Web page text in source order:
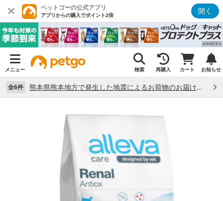
ペットゴーの公式アプリ
アプリからの購入でポイント2倍 開く
メニュー 検索 再購入 カート お知らせ
全6件 熊本県熊本地方で発生した地震によるお荷物のお届け状況について （7/28）